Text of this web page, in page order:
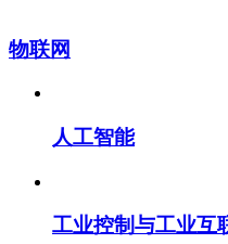
物联网
人工智能
工业控制与工业互